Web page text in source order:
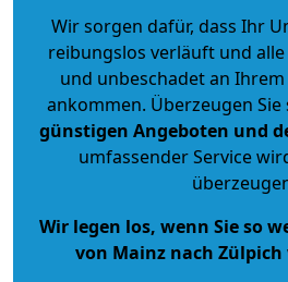
Wir sorgen dafür, dass Ihr
reibungslos verläuft und
und unbeschadet an
ankommen. Überzeugen Sie
günstigen Angeboten und
umfassender Service
Wir legen los, wenn Sie so
von Mainz nach